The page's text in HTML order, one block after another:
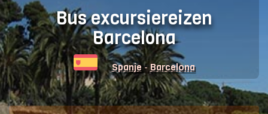
Bus excursiereizen
Barcelona
Spanje- Barcelona